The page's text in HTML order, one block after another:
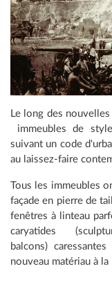
Le long des
immeubles de
suivant un code
au laissez-faire
Tous les immeubles
façade en pierre de
fenêtres à linteau
caryatides
balcons)
nouveau matériau à la